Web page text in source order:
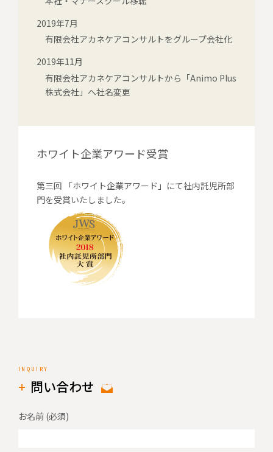
2019年7月
有限会社アカネケアコンサルトをグループ会社化
2019年11月
有限会社アカネケアコンサルトから「Animo Plus
株式会社」へ社名変更
ホワイト企業アワード受賞
第三回 「ホワイト企業アワード」にて社内託児所部
門を受賞いたしました。
問い合わせ
お名前